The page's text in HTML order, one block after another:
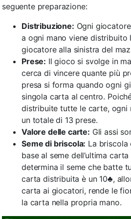
seguente preparazione:
Distribuzione: Ogni
a ogni mano viene distribuito
giocatore alla sinistra del
Prese: Il gioco si svolge in
cerca di vincere quante più
presa si forma quando ogni
singola carta al centro.
distribuite tutte le carte, ogni
un totale di 13 prese.
Valore delle carte: Gli assi
Seme di briscola: La briscola
base al seme dell’ultima
determina il seme che batte
carta distribuita è un 10♣,
carta ai giocatori, rende le
la carta nella propria mano.